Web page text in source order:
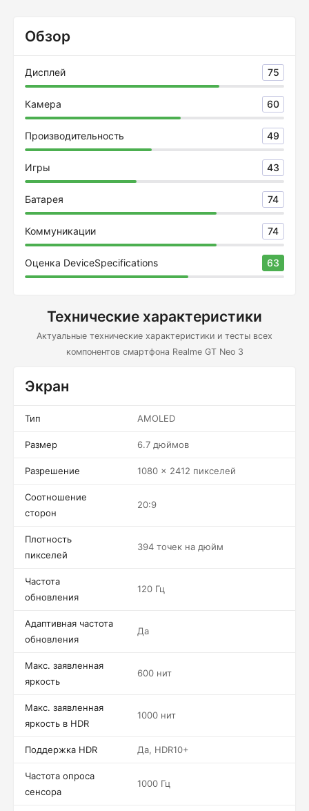
Обзор
Дисплей 75
Камера 60
Производительность 49
Игры 43
Батарея 74
Коммуникации 74
Оценка DeviceSpecifications 63
Технические характеристики
Актуальные технические характеристики и тесты всех
компонентов смартфона Realme GT Neo 3
Экран
Тип AMOLED
Размер 6.7 дюймов
Разрешение 1080 x 2412 пикселей
Соотношение
сторон
20:9
Плотность
пикселей
394 точек на дюйм
Частота
обновления
120 Гц
Адаптивная частота
обновления
Да
Макс. заявленная
яркость
600 нит
Макс. заявленная
яркость в HDR
1000 нит
Поддержка HDR Да, HDR10+
Частота опроса
сенсора
1000 Гц